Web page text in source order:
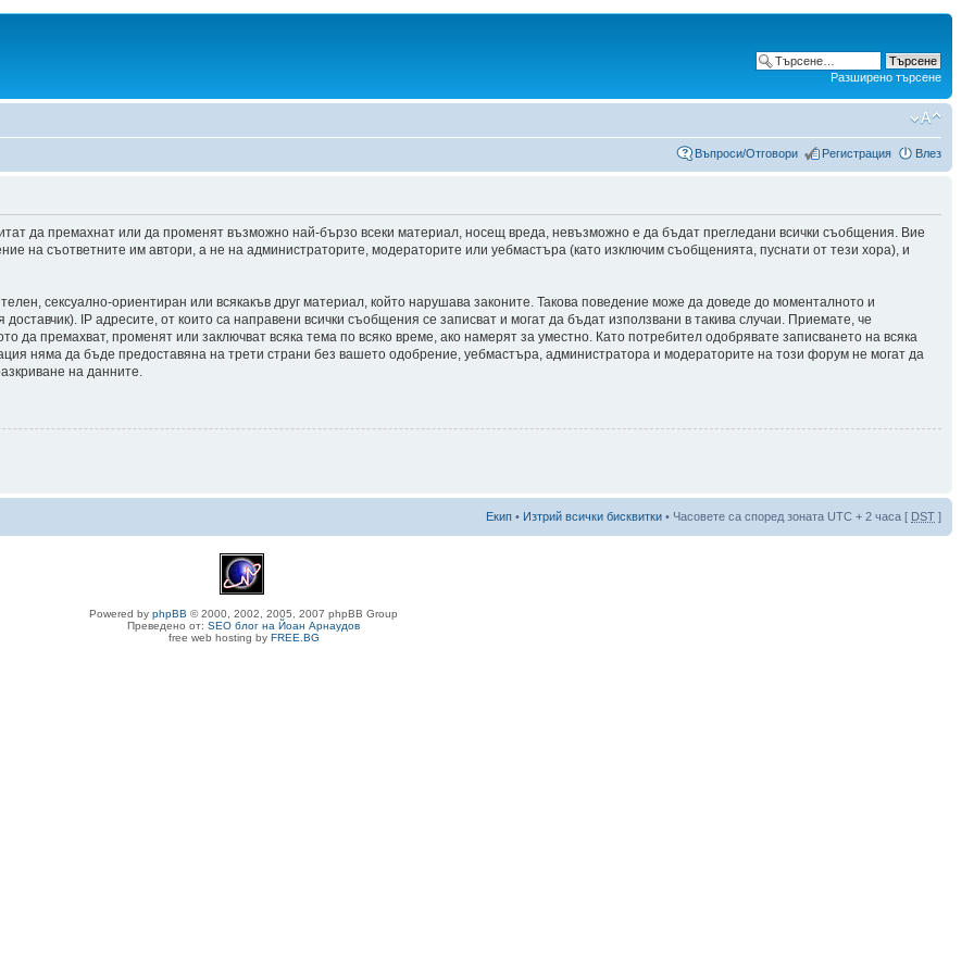
Разширено търсене
Въпроси/Отговори Регистрация Влез
да премахнат или да променят възможно най-бързо всеки материал, носещ вреда, невъзможно е да бъдат прегледани всички съобщения. Вие
на съответните им автори, а не на администраторите, модераторите или уебмастъра (като изключим съобщенията, пуснати от тези хора), и
сексуално-ориентиран или всякакъв друг материал, който нарушава законите. Такова поведение може да доведе до моменталното и
IP адресите, от които са направени всички съобщения се записват и могат да бъдат използвани в такива случаи. Приемате, че
премахват, променят или заключват всяка тема по всяко време, ако намерят за уместно. Като потребител одобрявате записването на всяка
няма да бъде предоставяна на трети страни без вашето одобрение, уебмастъра, администратора и модераторите на този форум не могат да
на данните.
Екип • Изтрий всички бисквитки • Часовете са според зоната UTC + 2 часа [ DST ]
Powered by phpBB © 2000, 2002, 2005, 2007 phpBB Group
Преведено от: SEO блог на Йоан Арнаудов
free web hosting by FREE.BG